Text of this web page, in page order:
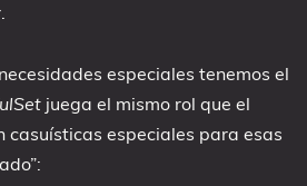
especiales tenemos el
juega el mismo rol que el
casuísticas especiales para esas